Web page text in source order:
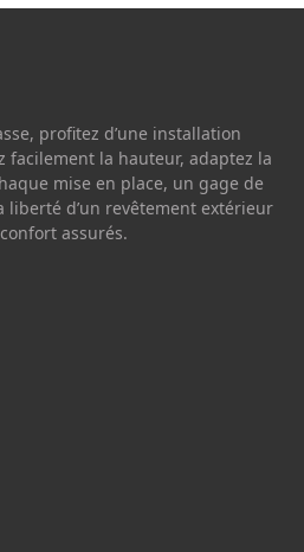
profitez d’une installation
facilement la hauteur, adaptez la
mise en place, un gage de
liberté d’un revêtement extérieur
assurés.